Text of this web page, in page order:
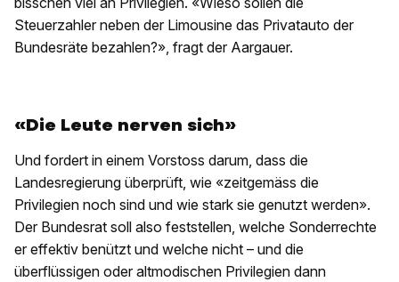
Steuerzahler neben der Limousine das Privatauto der
Bundesräte bezahlen?», fragt der Aargauer.
«Die Leute nerven sich»
Und fordert in einem Vorstoss darum, dass die
Landesregierung überprüft, wie «zeitgemäss die
Privilegien noch sind und wie stark sie genutzt werden».
Der Bundesrat soll also feststellen, welche Sonderrechte
er effektiv benützt und welche nicht – und die
überflüssigen oder altmodischen Privilegien dann